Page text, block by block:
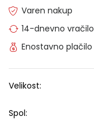
Varen nakup
14-dnevno vračilo
Enostavno plačilo
Velikost:
Spol: